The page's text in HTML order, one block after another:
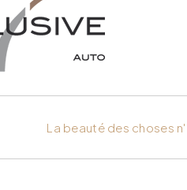
La beauté des choses